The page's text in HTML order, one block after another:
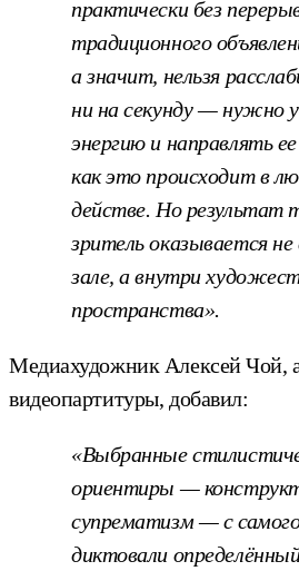
практически без
традиционного
а значит, нельзя
ни на секунду — нужно
энергию и направлять
как это происходит в
действе. Но
зритель оказывается
зале, а внутри
пространства».
Медиахудожник Алексей Чой,
видеопартитуры, добавил:
«Выбранные
ориентиры —
супрематизм — с
диктовали